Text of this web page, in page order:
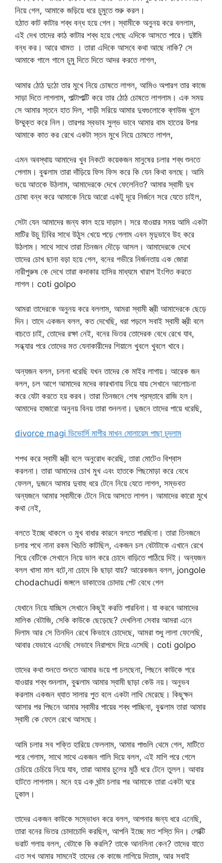
নিয়ে গেল, আমাকে জড়িয়ে ধরে চুমুতে শুরু করল।
হঠাত কাট কাটার শব্ধ বন্ধ হয়ে গেল। স্বামীকে অনুনয় করে বললাম,
এই দেখ তাদের কাঠ কাটার শব্ধ হয়ে গেছে এদিকে আসতে পারে। দুষ্টমি
বন্ধ কর। আরে থামত । তারা এদিকে আসবে কথা আছে নাকি? সে
আমাকে গালে গালে চুমু দিতে দিতে আদর করতে লাগল,
আমার ঠোঠ দুঠো তার মুখে নিয়ে চোষতে লাগল, আমিও অপারগ তার কাজে
সাড়া দিতে লাগলাম, পাল্টাপাল্টি করে তার ঠোঠ চোষতে লাগলাম। এক সময়
সে আমার স্তনে হাত দিল, শাড়ী সরিয়ে আমার দুধগুলোকে ব্লাউজ খুলে
উম্মুক্ত করে নিল। তারপর স্বভাব সুল্ভ ভাবে আমার বাম হাতের উপর
আমাকে কাত কর রেখে একটা স্তন মুখে নিয়ে চোষতে লাগল,
এমন অবস্থায় আমাদের খুব নিকটে কয়েকজন মানুষের চলার শব্ধ শুনতে
পেলাম। বুঝলাম তারা দাঁড়িয়ে ফিস ফিস করে কি যেন কিথা বলছে। আমি
ভয়ে আতকে উঠলাম, আমাদেরকে দেখে ফেলেনিত? আমার স্বামী দুধ
চোষা বন্ধ করে আমাকে নিয়ে আরো একটু দূরে নির্জনে সরে যেতে চাইল,
সেটা যেন আমাদের জন্য কাল হয়ে দাড়াল। সরে যাওয়ার সময় আমি একটা
মাটির উচু ঢিবির সাথে উঠুস খেয়ে পড়ে গেলাম এবন মৃদুভাবে উহ করে
উঠলাম। সাথে সাথে তারা তিনজন দৌড়ে আসল। আমাদেরকে দেখে
তাদের চোখ ছানা বড়া হয়ে গেল, বনের গভীরে নির্জনতায় এক জোরা
নারীপুরুষ কে দেখে তারা কদাকার হাসির মাধ্যমে খারাপ ইংগিত করতে
লাগল। coti golpo
আমরা তাদেরকে অনুনয় করে বললাম, আমরা স্বামী স্ত্রী আমাদেরকে ছেড়ে
দিন। তাদে একজন বলল, কত দেখেছি, ধরা পড়লে সবাই স্বামী স্ত্রী বলে
বাচতে চাই, তোদের রক্ষা নেই, বনের ভিতর তোদেরক বেধে রেখে যাব,
সন্ধ্যার পরে তোদের মত যেনাকারীদের শিয়ালে খুবলে খুবলে খাবে।
অন্যজন বলল, চলনা ধরেছি যখন তাদের কে মাইর লাগায়। আরেক জন
বলল, চল আগে আমাদের মদের কারখানায় নিয়ে যায় সেখানে আলোচনা
করে যেটা করতে হয় করব। তারা তিনজনে শেষ প্রস্তাবে রাজি হল।
আমাদের হাজারো অনুনয় বিনয় তারা শুনলনা। দুজনে তাদের পায়ে ধরেছি,
divorce magi ডিভোর্সি মাগীর মাখন মোলায়েম পাছা চুদলাম
শপথ করে স্বামী স্ত্রী বলে অনুরোধ করেছি, তারা মোটেও বিশ্বাস
করলনা। তারা আমাদের চোখ মুখ এবং হাতকে পিছমোড়া করে বেধে
ফেলল, দুজনে আমার দুবাহু ধরে টেনে নিয়ে যেতে লাগল, সম্ভবত
অন্যজনে আমার স্বামীকে টেনে নিয়ে আসতে লাগল। আমাদের কারো মুখে
কথা নেই,
বলতে ইচ্ছে থাকলে ও মুখ বাধার কারনে বলতে পারছিনা। তারা তিনজনে
চলার পথে নানা রকম খিচতি কাটছিল, একজন চল বেটাটাকে এখানে রেখে
গিয়ে বেটিকে সেখানে নিয়ে ভাল করে চোদে বাড়িতে পাঠিয়ে দিই। অন্যজন
বলল খাসা মাল বটে,না চোদে কি ছাড়া যায়? আরেকজন বলল, jongole
chodachudi জঙ্গলে ডাকাতের চোদায় পেট বেধে গেল
যেখানে নিয়ে যাচ্ছিস সেখানে কিছুই করতি পারবিনা। যা করবে আমাদের
মালিক বেটাজি, সেকি কাউকে ছেড়েছে? দেখলিনা সেবার আমরা এনে
দিলাম আর সে তিনদিন রেখে কিভাবে চোদেছে, আমরা শুধু লালা ফেলেছি,
আবার যেভাবে এনেছি সেভাবে নিরাপদে দিয়ে এসেছি। coti golpo
তাদের কথা শুনতে শুনতে আমার ভয়ে পা চলছেনা, পিছনে কাউকে পরে
যাওয়ার শব্ধ শুনলাম, বুঝলাম আমার স্বামী ছাড়া কেউ নয়। অনুভব
করলাম একজন ধ্যাত সালার পুত বলে একটা লাথি মেরেছে। কিছুক্ষন
আসার পর পিছনে আমার স্বামীর পায়ের শব্ধ পাচ্ছিনা, বুঝলাম তারা আমার
স্বামী কে ফেলে রেখে আসছে।
আমি চলার সব শক্তি হারিয়ে ফেললাম, আমার পাগুলি থেমে গেল, মাটিতে
পরে গেলাম, সাথে সাথে একজন গালি দিয়ে বলল, এই মাগি পরে গেলে
চেচিয়ে চেচিয়ে নিয়ে যাব, তারা আমার চুলের মুঠি ধরে টেনে তুলল। আবার
হাটতে লাগলাম। মনে হয় এক ঘন্টা চলার পর আমাকে তারা একটা ঘরে
ঢুকাল।
তাদের একজন কাউকে সম্ভোধন করে বলল, আপনার জন্য ধরে এনেছি,
তারা বনের ভিতর চোদাচোদি করছিল, আপনি ইচ্ছে মত শস্তি দিন। লোক্টি
ভরাট গলায় বলল, বেটাকে কি করলি? তাকে আনলিনা কেন? তাদের যাতে
এত সখ আমার সামনেই তাদের কে কাজে লাগিয়ে দিতাম, আর সবাই